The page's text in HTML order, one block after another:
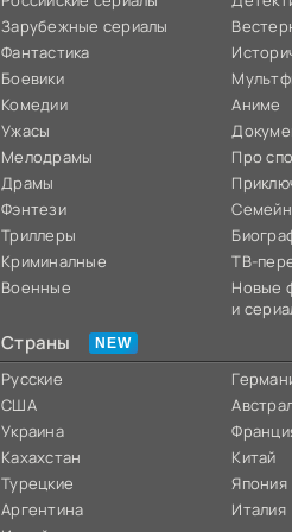
Зарубежные сериалы
Фантастика
Боевики
Комедии
Ужасы
Мелодрамы
Драмы
Фэнтези
Триллеры
Криминалные
Военные
Аниме
Про
ТВ-
Новые
и
Страны
Русские
США
Украина
Кахахстан
Турецкие
Аргентина
Китай
Япония
Италия